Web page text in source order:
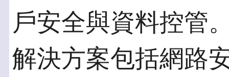
戶安全與資料控管
解決方案包括網路